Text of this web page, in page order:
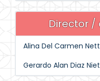
Director /
Alina Del Carmen
Gerardo Alan Diaz